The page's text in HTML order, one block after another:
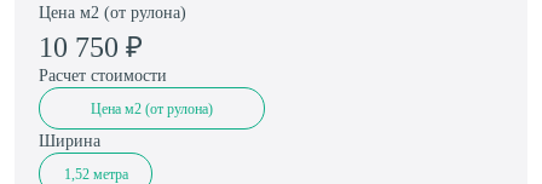
Цена м2 (от рулона)
10 750 ₽
Расчет стоимости
Цена м2 (от рулона)
Ширина
1,52 метра